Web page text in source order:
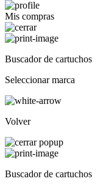
Mis compras
Buscador de cartuchos
Seleccionar marca
Volver
Buscador de cartuchos